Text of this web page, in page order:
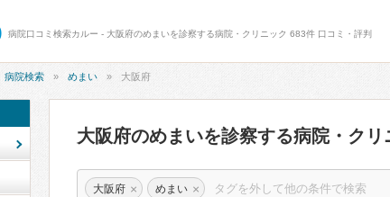
病院口コミ検索カルー - 大阪府のめまいを診察する病院・クリニック 683件 口コミ・評判
病院検索 めまい 大阪府
大阪府のめまいを診察する病院・クリ
大阪府 × めまい ×